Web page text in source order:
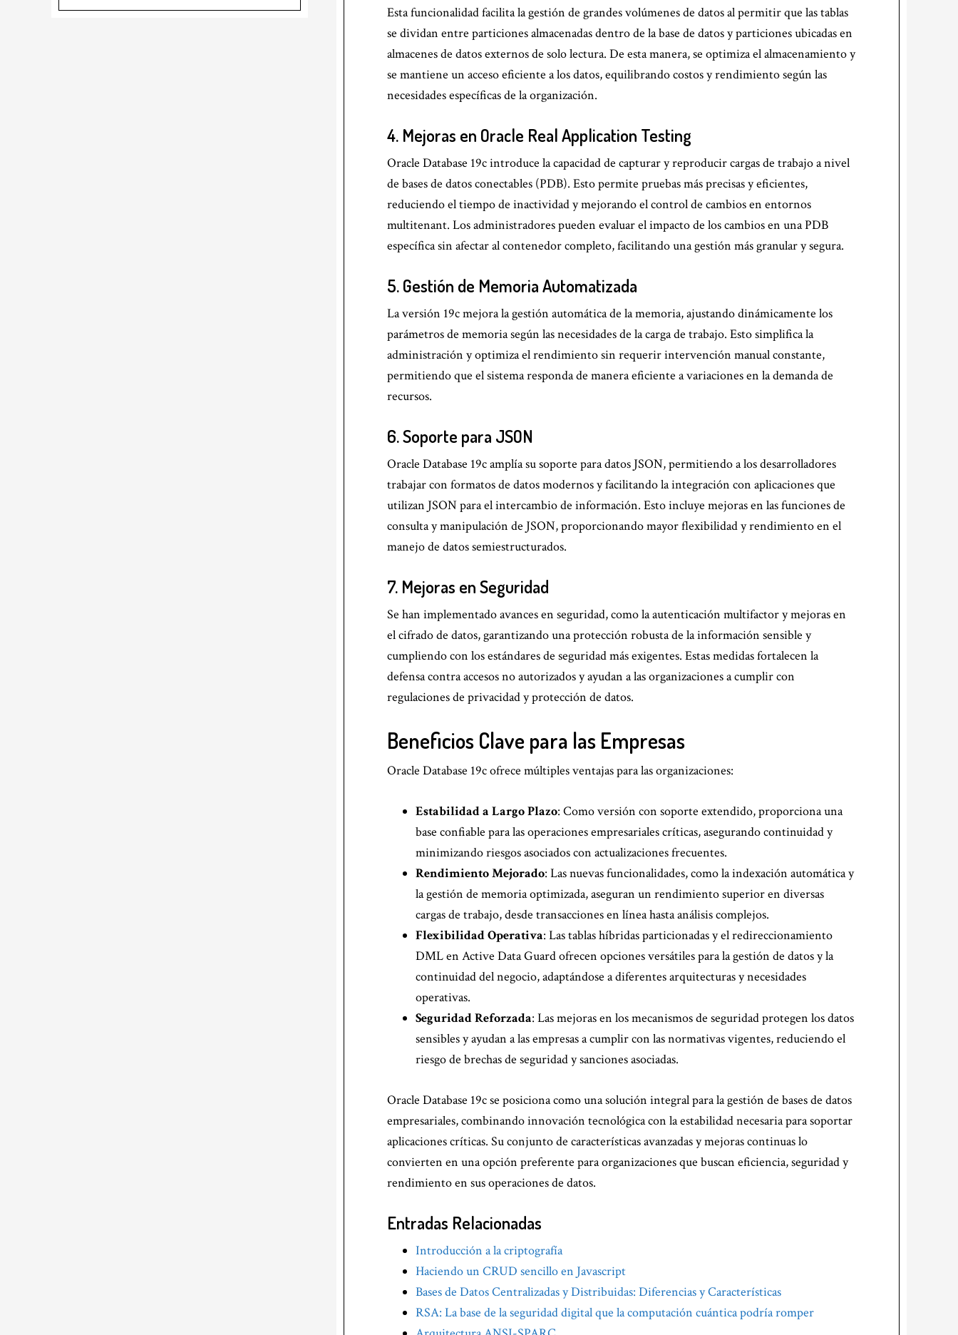
Esta funcionalidad facilita la gestión de grandes volúmenes de datos al permitir que las tablas
se dividan entre particiones almacenadas dentro de la base de datos y particiones ubicadas en
almacenes de datos externos de solo lectura. De esta manera, se optimiza el almacenamiento y
se mantiene un acceso eficiente a los datos, equilibrando costos y rendimiento según las
necesidades específicas de la organización.
4. Mejoras en Oracle Real Application Testing
Oracle Database 19c introduce la capacidad de capturar y reproducir cargas de trabajo a nivel
de bases de datos conectables (PDB). Esto permite pruebas más precisas y eficientes,
reduciendo el tiempo de inactividad y mejorando el control de cambios en entornos
multitenant. Los administradores pueden evaluar el impacto de los cambios en una PDB
específica sin afectar al contenedor completo, facilitando una gestión más granular y segura.
5.Gestión de Memoria Automatizada
La versión 19c mejora la gestión automática de la memoria, ajustando dinámicamente los
parámetros de memoria según las necesidades de la carga de trabajo. Esto simplifica la
administración y optimiza el rendimiento sin requerir intervención manual constante,
permitiendo que el sistema responda de manera eficiente a variaciones en la demanda de
recursos.
6.Soporte para JSON
Oracle Database 19c amplía su soporte para datos JSON, permitiendo a los desarrolladores
trabajar con formatos de datos modernos y facilitando la integración con aplicaciones que
utilizan JSON para el intercambio de información. Esto incluye mejoras en las funciones de
consulta y manipulación de JSON, proporcionando mayor flexibilidad y rendimiento en el
manejo de datos semiestructurados.
7. Mejoras en Seguridad
Se han implementado avances en seguridad, como la autenticación multifactor y mejoras en
el cifrado de datos, garantizando una protección robusta de la información sensible y
cumpliendo con los estándares de seguridad más exigentes. Estas medidas fortalecen la
defensa contra accesos no autorizados y ayudan a las organizaciones a cumplir con
regulaciones de privacidad y protección de datos.
Beneficios Clave para las Empresas
Oracle Database 19c ofrece múltiples ventajas para las organizaciones:
Estabilidad a Largo Plazo: Como versión con soporte extendido, proporciona una
base confiable para las operaciones empresariales críticas, asegurando continuidad y
minimizando riesgos asociados con actualizaciones frecuentes.
Rendimiento Mejorado: Las nuevas funcionalidades, como la indexación automática y
la gestión de memoria optimizada, aseguran un rendimiento superior en diversas
cargas de trabajo, desde transacciones en línea hasta análisis complejos.
Flexibilidad Operativa: Las tablas híbridas particionadas y el redireccionamiento
DML en Active Data Guard ofrecen opciones versátiles para la gestión de datos y la
continuidad del negocio, adaptándose a diferentes arquitecturas y necesidades
operativas.
Seguridad Reforzada: Las mejoras en los mecanismos de seguridad protegen los datos
sensibles y ayudan a las empresas a cumplir con las normativas vigentes, reduciendo el
riesgo de brechas de seguridad y sanciones asociadas.
Oracle Database 19c se posiciona como una solución integral para la gestión de bases de datos
empresariales, combinando innovación tecnológica con la estabilidad necesaria para soportar
aplicaciones críticas. Su conjunto de características avanzadas y mejoras continuas lo
convierten en una opción preferente para organizaciones que buscan eficiencia, seguridad y
rendimiento en sus operaciones de datos.
Entradas Relacionadas
Introducción a la criptografía
Haciendo un CRUD sencillo en Javascript
Bases de Datos Centralizadas y Distribuidas: Diferencias y Características
RSA: La base de la seguridad digital que la computación cuántica podría romper